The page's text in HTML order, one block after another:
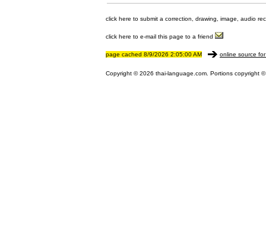
click here to submit a correction, drawing, image, audio
click here to e-mail this page to a friend
page cached 8/9/2026 2:05:00 AM online source
Copyright © 2026 thai-language.com. Portions copyright